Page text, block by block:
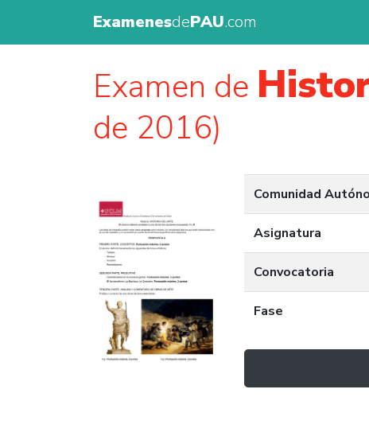
ExamenesdePAU.com
Examen de
de 2016)
Comunidad
Asignatura
Convocatoria
Fase